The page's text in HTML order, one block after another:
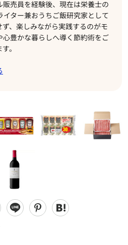
売員を経験後、現在は栄養士の
ター兼おうちご飯研究家として
、楽しみながら実践するのがモ
豊かな暮らしへ導く節約術をご
。